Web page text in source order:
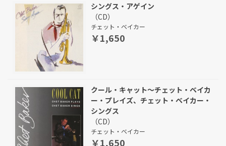
シングス・アゲイン
（CD）
チェット・ベイカー
￥1,650
クール・キャット〜チェット・ベイカ
ー・プレイズ、チェット・ベイカー・
シングス
（CD）
チェット・ベイカー
￥1,650